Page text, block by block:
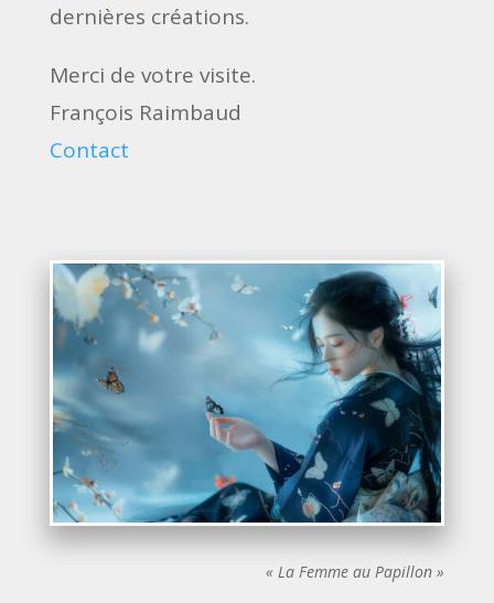
dernières créations.
Merci de votre visite.
François Raimbaud
Contact
« La Femme au Papillon »